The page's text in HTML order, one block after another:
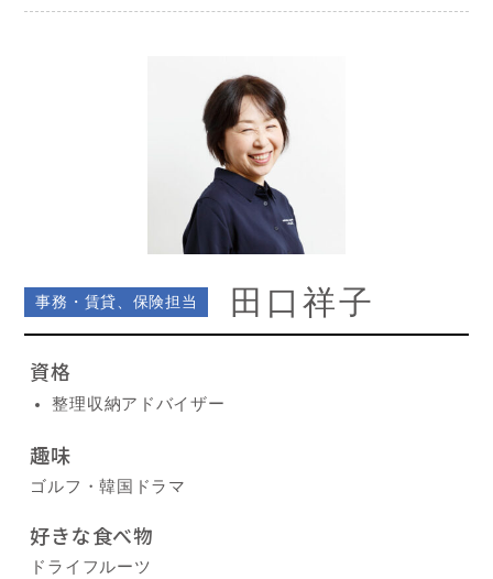
事務・賃貸、保険担当 田口祥子
資格
整理収納アドバイザー
趣味
ゴルフ・韓国ドラマ
好きな食べ物
ドライフルーツ